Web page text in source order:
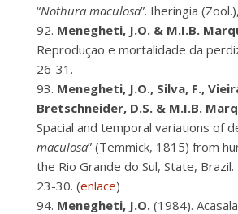
“Nothura maculosa”. Iheringia
Menegheti, J.O. & M.I.B.
Reproduçao e mortalidade da
26-31.
Menegheti, J.O., Silva, F.,
Bretschneider, D.S. & M.I.B.
Spacial and temporal variations of
maculosa” (Temmick, 1815) from
the Rio Grande do Sul, State,
23-30. (enlace)
Menegheti, J.O. (1984).